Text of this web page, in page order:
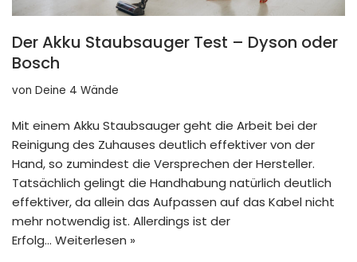
Der Akku Staubsauger Test – Dyson oder
Bosch
von Deine 4 Wände
Mit einem Akku Staubsauger geht die Arbeit bei der
Reinigung des Zuhauses deutlich effektiver von der
Hand, so zumindest die Versprechen der Hersteller.
Tatsächlich gelingt die Handhabung natürlich deutlich
effektiver, da allein das Aufpassen auf das Kabel nicht
mehr notwendig ist. Allerdings ist der
Erfolg… Weiterlesen »